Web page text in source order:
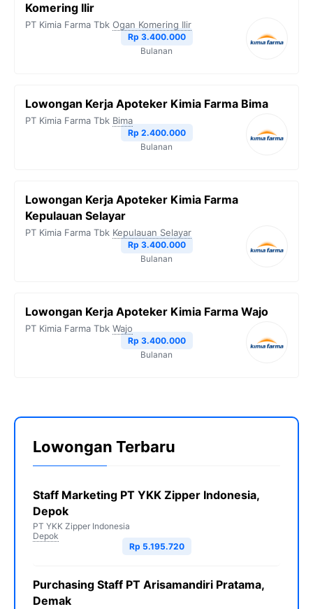
Komering Ilir
PT Kimia Farma Tbk Ogan Komering Ilir
Rp 3.400.000
Bulanan
Lowongan Kerja Apoteker Kimia Farma Bima
PT Kimia Farma Tbk Bima
Rp 2.400.000
Bulanan
Lowongan Kerja Apoteker Kimia Farma
Kepulauan Selayar
PT Kimia Farma Tbk Kepulauan Selayar
Rp 3.400.000
Bulanan
Lowongan Kerja Apoteker Kimia Farma Wajo
PT Kimia Farma Tbk Wajo
Rp 3.400.000
Bulanan
Lowongan Terbaru
Staff Marketing PT YKK Zipper Indonesia,
Depok
PT YKK Zipper Indonesia
Depok
Rp 5.195.720
Purchasing Staff PT Arisamandiri Pratama,
Demak